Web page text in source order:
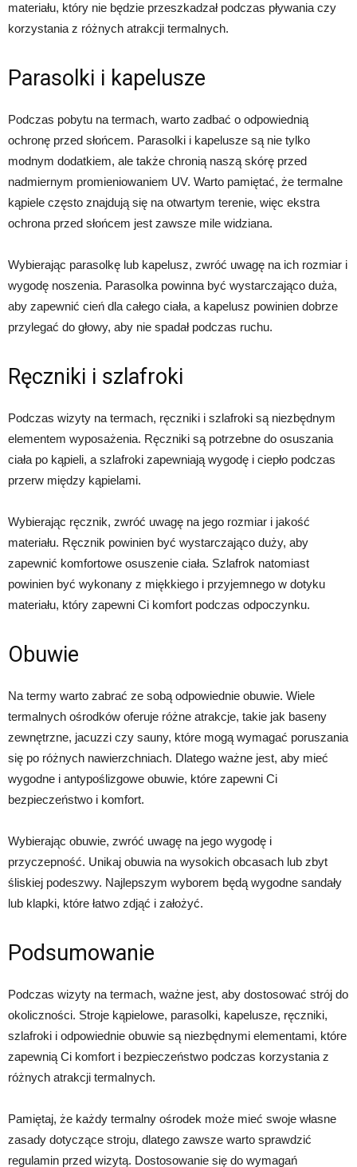
materiału, który nie będzie przeszkadzał podczas pływania czy
korzystania z różnych atrakcji termalnych.
Parasolki i kapelusze
Podczas pobytu na termach, warto zadbać o odpowiednią
ochronę przed słońcem. Parasolki i kapelusze są nie tylko
modnym dodatkiem, ale także chronią naszą skórę przed
nadmiernym promieniowaniem UV. Warto pamiętać, że termalne
kąpiele często znajdują się na otwartym terenie, więc ekstra
ochrona przed słońcem jest zawsze mile widziana.
Wybierając parasolkę lub kapelusz, zwróć uwagę na ich rozmiar i
wygodę noszenia. Parasolka powinna być wystarczająco duża,
aby zapewnić cień dla całego ciała, a kapelusz powinien dobrze
przylegać do głowy, aby nie spadał podczas ruchu.
Ręczniki i szlafroki
Podczas wizyty na termach, ręczniki i szlafroki są niezbędnym
elementem wyposażenia. Ręczniki są potrzebne do osuszania
ciała po kąpieli, a szlafroki zapewniają wygodę i ciepło podczas
przerw między kąpielami.
Wybierając ręcznik, zwróć uwagę na jego rozmiar i jakość
materiału. Ręcznik powinien być wystarczająco duży, aby
zapewnić komfortowe osuszenie ciała. Szlafrok natomiast
powinien być wykonany z miękkiego i przyjemnego w dotyku
materiału, który zapewni Ci komfort podczas odpoczynku.
Obuwie
Na termy warto zabrać ze sobą odpowiednie obuwie. Wiele
termalnych ośrodków oferuje różne atrakcje, takie jak baseny
zewnętrzne, jacuzzi czy sauny, które mogą wymagać poruszania
się po różnych nawierzchniach. Dlatego ważne jest, aby mieć
wygodne i antypoślizgowe obuwie, które zapewni Ci
bezpieczeństwo i komfort.
Wybierając obuwie, zwróć uwagę na jego wygodę i
przyczepność. Unikaj obuwia na wysokich obcasach lub zbyt
śliskiej podeszwy. Najlepszym wyborem będą wygodne sandały
lub klapki, które łatwo zdjąć i założyć.
Podsumowanie
Podczas wizyty na termach, ważne jest, aby dostosować strój do
okoliczności. Stroje kąpielowe, parasolki, kapelusze, ręczniki,
szlafroki i odpowiednie obuwie są niezbędnymi elementami, które
zapewnią Ci komfort i bezpieczeństwo podczas korzystania z
różnych atrakcji termalnych.
Pamiętaj, że każdy termalny ośrodek może mieć swoje własne
zasady dotyczące stroju, dlatego zawsze warto sprawdzić
regulamin przed wizytą. Dostosowanie się do wymagań